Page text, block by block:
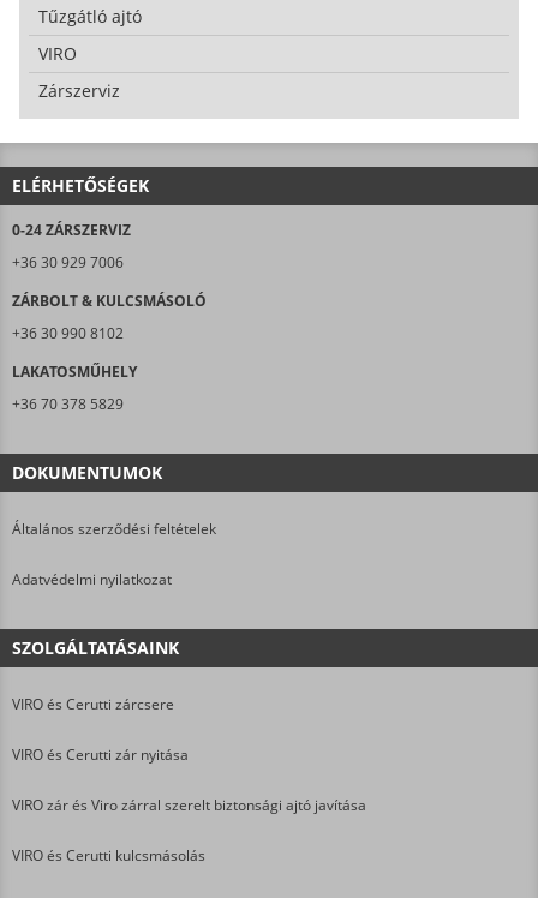
Tűzgátló ajtó
VIRO
Zárszerviz
ELÉRHETŐSÉGEK
0-24 ZÁRSZERVIZ
+36 30 929 7006
ZÁRBOLT & KULCSMÁSOLÓ
+36 30 990 8102
LAKATOSMŰHELY
+36 70 378 5829
DOKUMENTUMOK
Általános szerződési feltételek
Adatvédelmi nyilatkozat
SZOLGÁLTATÁSAINK
VIRO és Cerutti zárcsere
VIRO és Cerutti zár nyitása
VIRO zár és Viro zárral szerelt biztonsági ajtó javítása
VIRO és Cerutti kulcsmásolás